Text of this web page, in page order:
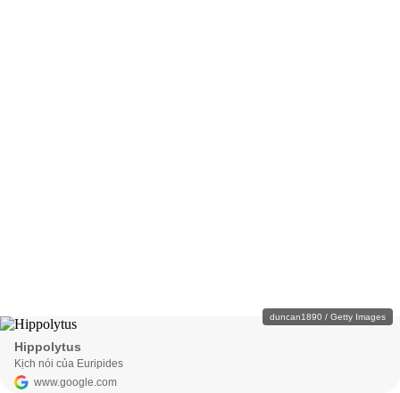
duncan1890 / Getty Images
Hippolytus
Kịch nói của Euripides
www.google.com